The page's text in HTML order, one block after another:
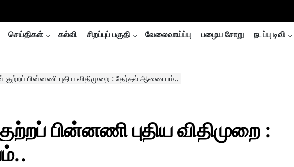
செய்திகள் கல்வி சிறப்புப் பகுதி வேலைவாய்ப்பு பழைய சோறு நடப்பு டிவி
குற்றப் பின்னணி புதிய விதிமுறை : தேர்தல் ஆணையம்..
பின்னணி புதிய விதிமுறை :